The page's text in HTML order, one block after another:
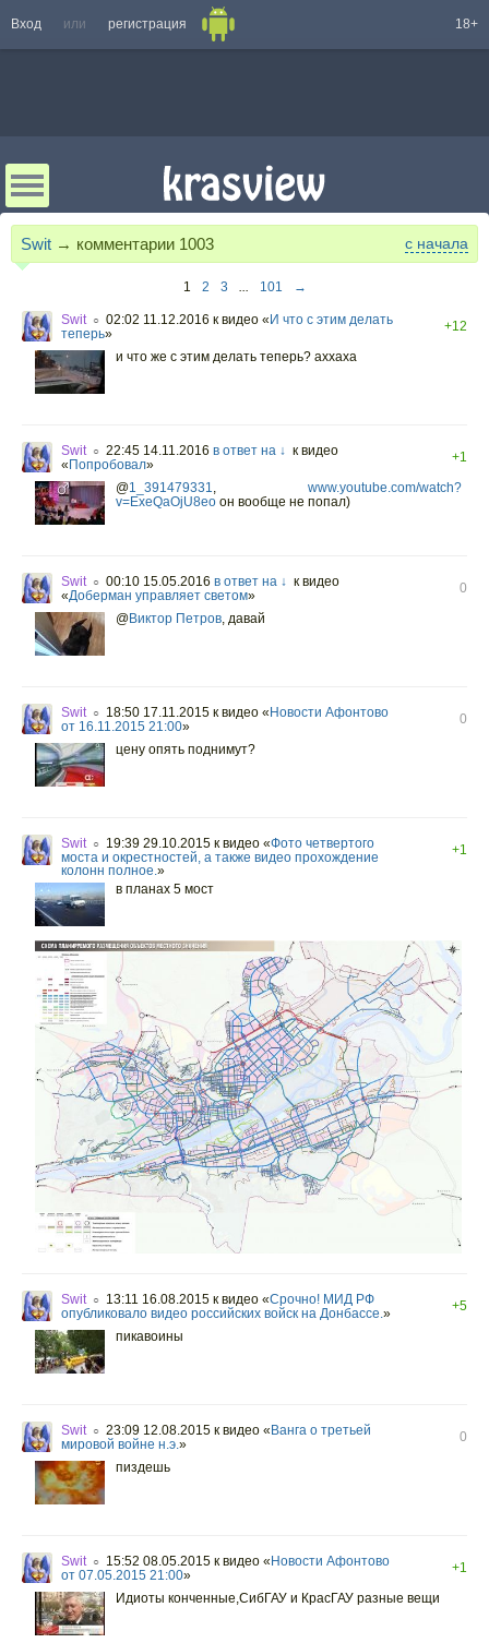
Вход или регистрация 18+
Swit → комментарии 1003 с начала
1 2 3 ... 101 →
Swit ○ 02:02 11.12.2016 к видео « И что с этим делать
теперь»
+12
и что же с этим делать теперь? аххаха
Swit ○ 22:45 14.11.2016 в ответ на ↓ к видео
« Попробовал»
+1
@1_391479331, www.youtube.com/watch?
v=ExeQaOjU8eo он вообще не попал)
Swit ○ 00:10 15.05.2016 в ответ на ↓ к видео
«Доберман управляет светом»
0
@Виктор Петров, давай
Swit ○ 18:50 17.11.2015 к видео « Новости Афонтово
от 16.11.2015 21:00»
0
цену опять поднимут?
Swit ○ 19:39 29.10.2015 к видео «Фото четвертого
моста и окрестностей, а также видео прохождение
колонн полное.»
+1
в планах 5 мост
Swit ○ 13:11 16.08.2015 к видео «Срочно! МИД РФ
опубликовало видео российских войск на Донбассе.»
+5
пикавоины
Swit ○ 23:09 12.08.2015 к видео « Ванга о третьей
мировой войне н.э.»
0
пиздешь
Swit ○ 15:52 08.05.2015 к видео « Новости Афонтово
от 07.05.2015 21:00»
+1
Идиоты конченные,СибГАУ и КрасГАУ разные вещи